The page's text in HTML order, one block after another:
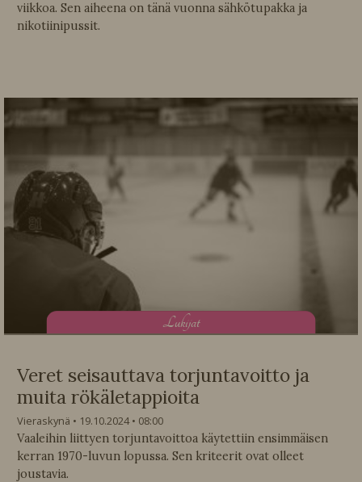
viikkoa. Sen aiheena on tänä vuonna sähkötupakka ja
nikotiinipussit.
Lukijat
Veret seisauttava torjuntavoitto ja
muita rökäletappioita
Vieraskynä 19.10.2024
08:00
Vaaleihin liittyen torjuntavoittoa käytettiin ensimmäisen
kerran 1970-luvun lopussa. Sen kriteerit ovat olleet
joustavia.